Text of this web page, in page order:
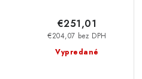
Vypredané
€204,07 bez DPH
€251,01